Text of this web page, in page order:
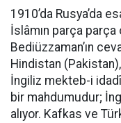
1910’da Rusya’da
İslâmın parça
Bediüzzaman’ın
Hindistan
İngiliz mekteb-i
bir mahdumudur;
alıyor. Kafkas ve